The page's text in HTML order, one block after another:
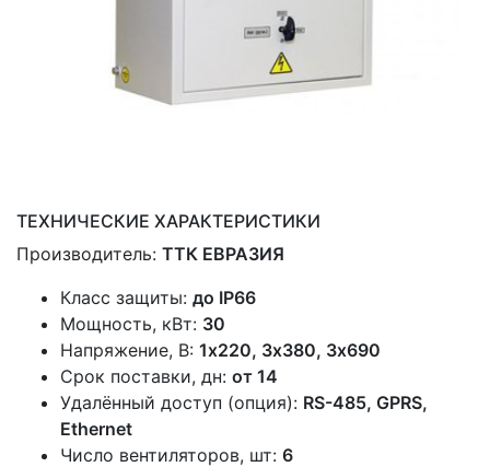
ТЕХНИЧЕСКИЕ ХАРАКТЕРИСТИКИ
Производитель: ТТК ЕВРАЗИЯ
Класс защиты: до IP66
Мощность, кВт: 30
Напряжение, В: 1x220, 3х380, 3х690
Срок поставки, дн: от 14
Удалённый доступ (опция): RS-485, GPRS,
Ethernet
Число вентиляторов, шт: 6